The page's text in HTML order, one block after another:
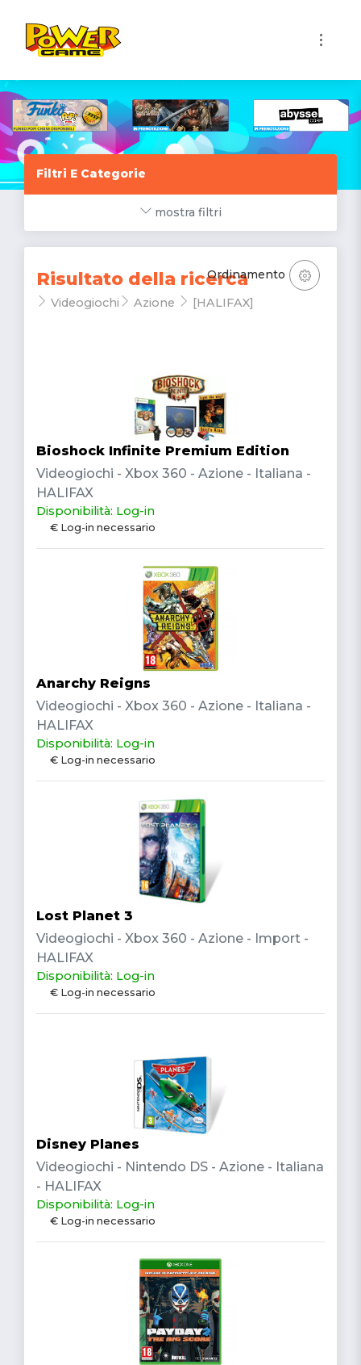
Filtri E Categorie
mostra filtri
Risultato della ricerca
Videogiochi Azione [HALIFAX]
Ordinamento
Bioshock Infinite Premium Edition
Videogiochi - Xbox 360 - Azione - Italiana -
HALIFAX
Disponibilità: Log-in
€ Log-in necessario
Anarchy Reigns
Videogiochi - Xbox 360 - Azione - Italiana -
HALIFAX
Disponibilità: Log-in
€ Log-in necessario
Lost Planet 3
Videogiochi - Xbox 360 - Azione - Import -
HALIFAX
Disponibilità: Log-in
€ Log-in necessario
Disney Planes
Videogiochi - Nintendo DS - Azione - Italiana
- HALIFAX
Disponibilità: Log-in
€ Log-in necessario